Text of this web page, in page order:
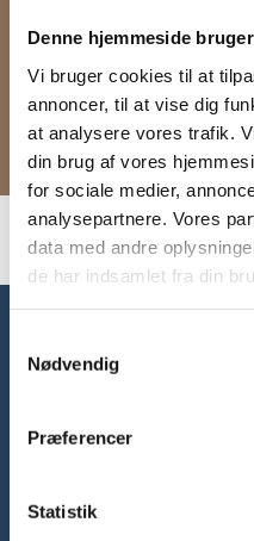
Denne hjemmeside
Vi bruger cookies til at
annoncer, til at vise dig
at analysere vores trafik.
din brug af vores
for sociale medier,
analysepartnere. Vores
data med andre
de har indsamlet fra din
Nødvendig
Præferencer
Statistik
Dørtelefon med
Elevator
Husdyr tilladt
Central
Kom til Åbent
Fisketorvs Karréen og
– Vi giver en kop kaffe fra